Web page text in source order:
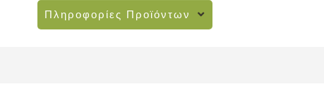
Πληροφορίες Προϊόντων